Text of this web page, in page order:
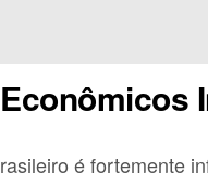
é fortemente